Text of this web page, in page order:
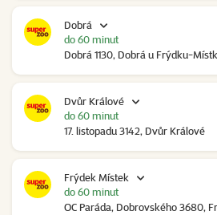
Dobrá
Dobrá 1130, Dobrá u Frýdku-
do 60 minut
Dvůr Králové
17. listopadu 3142, Dvůr Králové
do 60 minut
Frýdek Místek
OC Paráda, Dobrovského 3680,
do 60 minut